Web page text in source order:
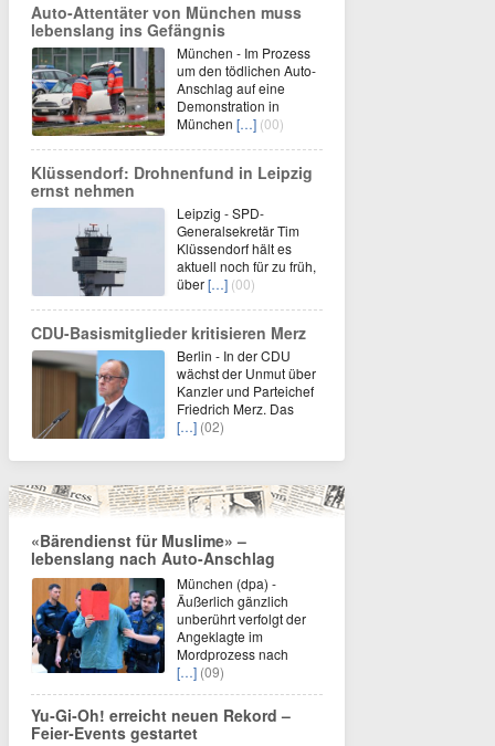
Auto-Attentäter von München muss
lebenslang ins Gefängnis
München - Im Prozess
um den tödlichen Auto-
Anschlag auf eine
Demonstration in
München […] (00)
Klüssendorf: Drohnenfund in Leipzig
ernst nehmen
Leipzig - SPD-
Generalsekretär Tim
Klüssendorf hält es
aktuell noch für zu früh,
über[…] (00)
CDU-Basismitglieder kritisieren Merz
Berlin - In der CDU
wächst der Unmut über
Kanzler und Parteichef
Friedrich Merz. Das
[…] (02)
«Bärendienst für Muslime» –
lebenslang nach Auto-Anschlag
München (dpa) -
Äußerlich gänzlich
unberührt verfolgt der
Angeklagte im
Mordprozess nach
[…] (09)
Yu‑Gi‑Oh! erreicht neuen Rekord –
Feier‑Events gestartet